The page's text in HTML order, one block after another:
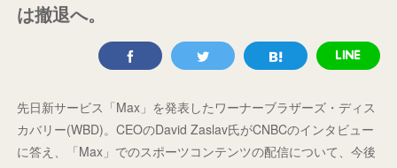
は撤退へ。
先日新サービス「Max」を発表したワーナーブラザーズ・ディス
カバリー(WBD)。CEOのDavid Zaslav氏がCNBCのインタビュー
に答え、「Max」でのスポーツコンテンツの配信について、今後